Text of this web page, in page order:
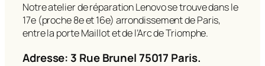
Notre atelier de réparation Lenovo se trouve dans le
17e (proche 8e et 16e) arrondissement de Paris,
entre la porte Maillot et de l’Arc de Triomphe.
Adresse: 3 Rue Brunel 75017 Paris.